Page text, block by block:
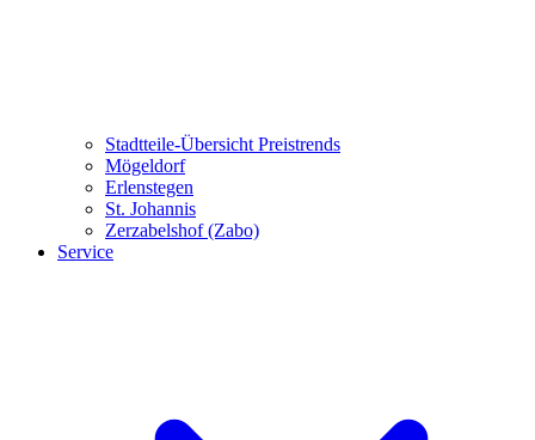
Stadtteile-Übersicht Preistrends
Mögeldorf
Erlenstegen
St. Johannis
Zerzabelshof (Zabo)
Service